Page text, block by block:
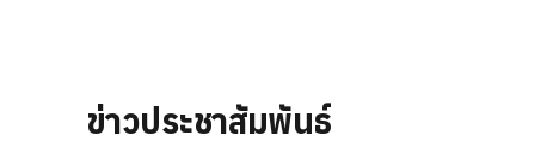
ข่าวประชาสัมพันธ์